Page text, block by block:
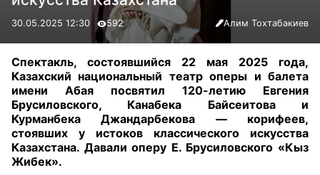
30.05.2025 12:30 592 Алим Тохтабакиев
Спектакль, состоявшийся 22 мая 2025 года,
Казахский национальный театр оперы и балета
имени Абая посвятил 120-летию Евгения
Брусиловского, Канабека Байсеитова и
Курманбека Джандарбекова — корифеев,
стоявших у истоков классического искусства
Казахстана. Давали оперу Е. Брусиловского «Кыз
Жибек».